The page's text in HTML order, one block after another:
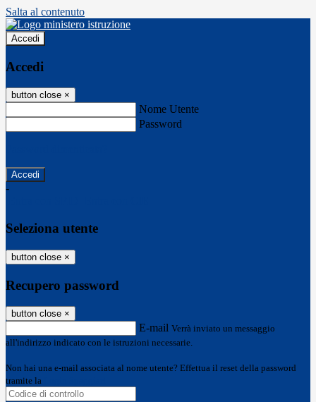
Salta al contenuto
Accedi
Accedi
button close ×
Nome Utente
Password
-
Seleziona utente
button close ×
Recupero password
button close ×
E-mail Verrà inviato un messaggio
all'indirizzo indicato con le istruzioni necessarie.
Non hai una e-mail associata al nome utente? Effettua il reset della password
tramite la